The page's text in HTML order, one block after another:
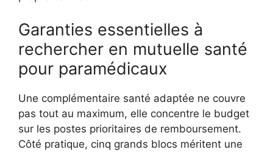
Garanties essentielles à
rechercher en mutuelle santé
pour paramédicaux
Une complémentaire santé adaptée ne couvre
pas tout au maximum, elle concentre le budget
sur les postes prioritaires de remboursement.
Côté pratique, cinq grands blocs méritent une